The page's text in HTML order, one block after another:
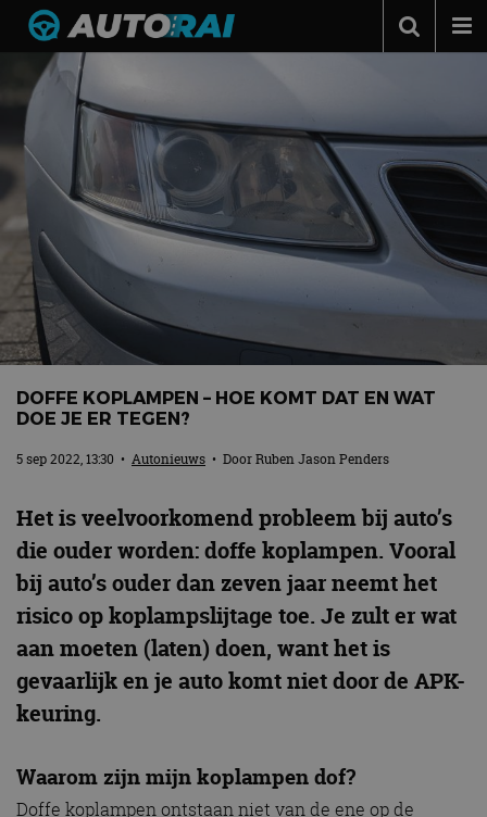
Autonieuws
Podcast
Autotests
Automerken
Adverteren
Contact
MotorRAI.nl
DOFFE KOPLAMPEN – HOE KOMT DAT EN WAT
DOE JE ER TEGEN?
5 sep 2022, 13:30 • Autonieuws • DoorRuben Jason Penders
Het is veelvoorkomend probleem bij auto’s
die ouder worden: doffe koplampen. Vooral
bij auto’s ouder dan zeven jaar neemt het
risico op koplampslijtage toe. Je zult er wat
aan moeten (laten) doen, want het is
gevaarlijk en je auto komt niet door de APK-
keuring.
Waarom zijn mijn koplampen dof?
Doffe koplampen ontstaan niet van de ene op de